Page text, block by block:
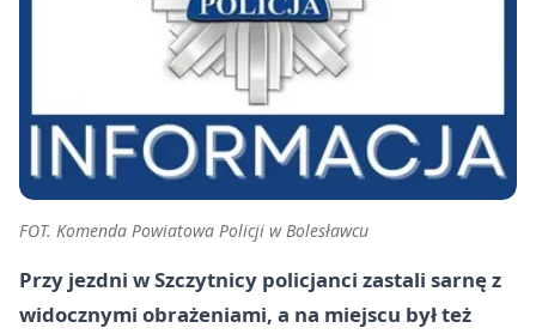
FOT. Komenda Powiatowa Policji w Bolesławcu
Przy jezdni w Szczytnicy policjanci zastali sarnę z
widocznymi obrażeniami, a na miejscu był też